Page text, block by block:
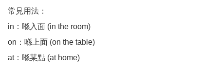
常見用法：
in：喺入面 (in the room)
on：喺上面 (on the table)
at：喺某點 (at home)